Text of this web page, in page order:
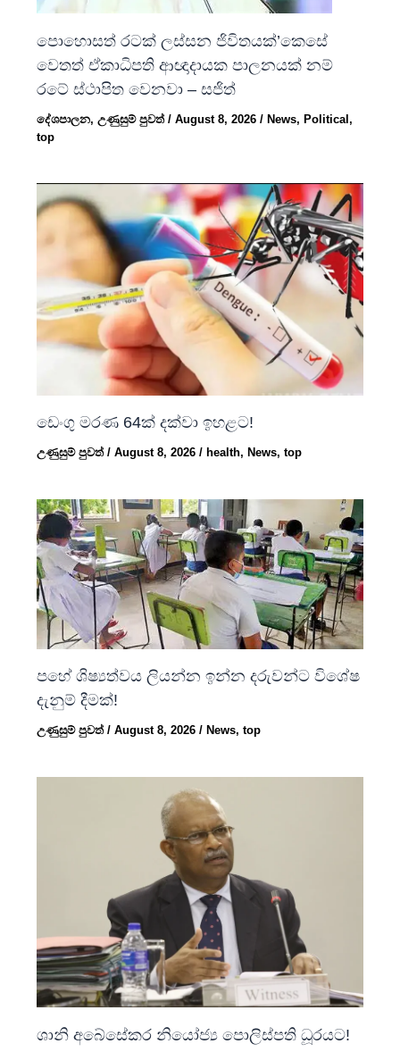
පොහොසත් රටක් ලස්සන ජිවිතයක්’කෙසේ
වෙතත් ඒකාධිපති ආඥාදායක පාලනයක් නම්
රටේ ස්ථාපිත වෙනවා – සජිත්
දේශපාලන,උණුසුම් පුවත්/August 8, 2026/News,Political,
top
ඩෙංගු මරණ 64ක් දක්වා ඉහළට!
උණුසුම් පුවත්/August 8, 2026/ health, News,top
පහේ ශිෂ්‍යත්වය ලියන්න ඉන්න දරුවන්ට විශේෂ
දැනුම් දීමක්!
උණුසුම් පුවත්/August 8, 2026/ News,top
ශානි අබේසේකර නියෝජ්‍ය පොලිස්පති ධූරයට!